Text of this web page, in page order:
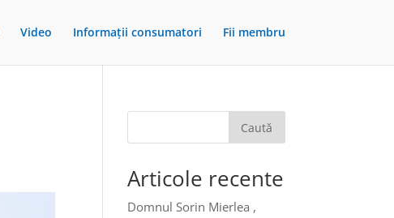
Video Informații consumatori Fii membru
Caută
Articole recente
Domnul Sorin Mierlea ,